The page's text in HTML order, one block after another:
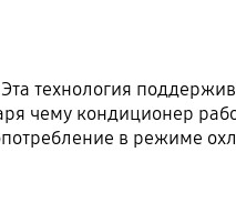
технология
чему кондиционер
в режиме